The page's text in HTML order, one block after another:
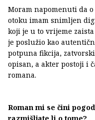
Moram napomenuti da
otoku imam snimljen
koji je u to vrijeme
je poslužio kao
potpuna fikcija,
opisan, a akter postoji i
romana.
Roman mi se čini